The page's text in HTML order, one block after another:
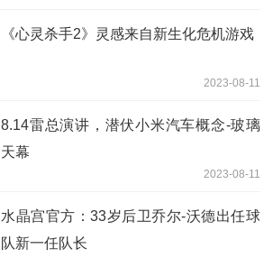
《心灵杀手2》灵感来自新生化危机游戏
2023-08-11
8.14雷总演讲，潜伏小米汽车概念-玻璃
天幕
2023-08-11
水晶宫官方：33岁后卫乔尔-沃德出任球
队新一任队长